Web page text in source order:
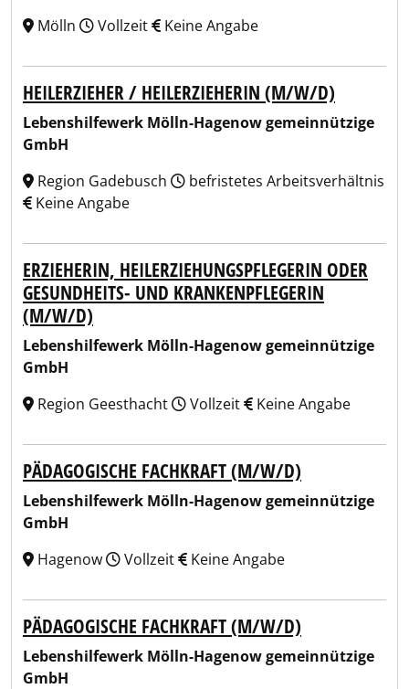
Mölln
Vollzeit Keine Angabe
HEILERZIEHER / HEILERZIEHERIN (M/W/D)
Lebenshilfewerk Mölln-Hagenow gemeinnützige
GmbH
Region Gadebusch
befristetes Arbeitsverhältnis
Keine Angabe
ERZIEHERIN, HEILERZIEHUNGSPFLEGERIN ODER
GESUNDHEITS- UND KRANKENPFLEGERIN
(M/W/D)
Lebenshilfewerk Mölln-Hagenow gemeinnützige
GmbH
Region Geesthacht
Vollzeit Keine Angabe
PÄDAGOGISCHE FACHKRAFT (M/W/D)
Lebenshilfewerk Mölln-Hagenow gemeinnützige
GmbH
Hagenow
Vollzeit Keine Angabe
PÄDAGOGISCHE FACHKRAFT (M/W/D)
Lebenshilfewerk Mölln-Hagenow gemeinnützige
GmbH